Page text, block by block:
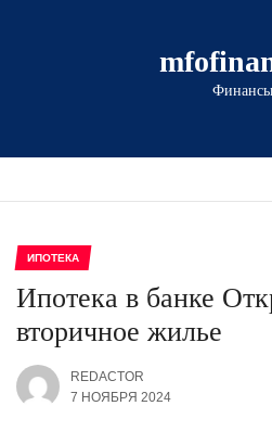
Финансы
ИПОТЕКА
Ипотека в банке
вторичное жилье
REDACTOR
7 НОЯБРЯ 2024